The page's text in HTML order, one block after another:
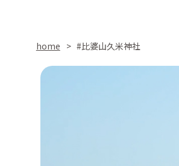
home #比婆山久米神社